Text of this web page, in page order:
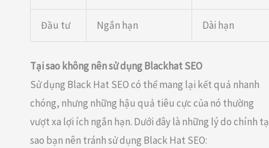
Đầu tư Ngắn hạn Dài hạn
Tại sao không nên sử dụng Blackhat SEO
Sử dụng Black Hat SEO có thể mang lại kết quả nhanh
chóng, nhưng những hậu quả tiêu cực của nó thường
vượt xa lợi ích ngắn hạn. Dưới đây là những lý do chính
sao bạn nên tránh sử dụng Black Hat SEO: